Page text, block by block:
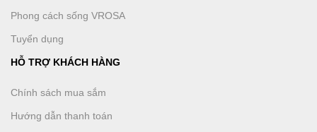
Phong cách sống VROSA
Tuyển dụng
HỖ TRỢ KHÁCH HÀNG
Chính sách mua sắm
Hướng dẫn thanh toán